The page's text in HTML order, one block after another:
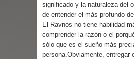
significado y la naturaleza del
de entender el más profundo
El Ravnos no tiene habilidad
comprender la razón o el
sólo que es el sueño más
persona.Obviamente, entregar